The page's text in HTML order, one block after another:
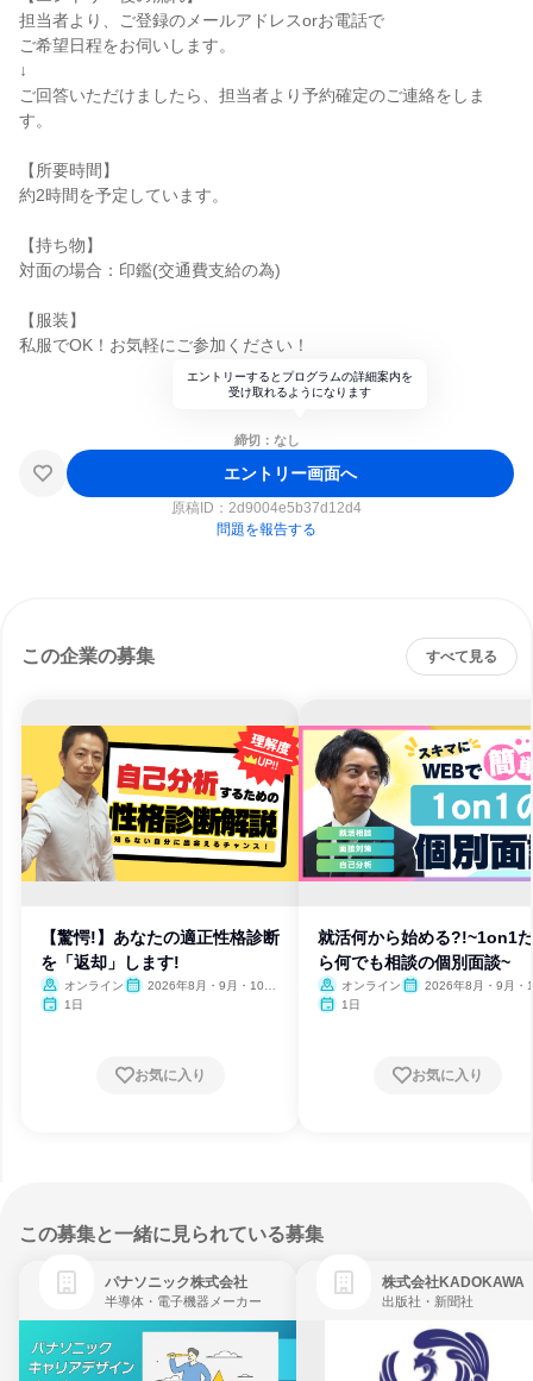
担当者より、ご登録のメールアドレスorお電話で
ご希望日程をお伺いします。
↓
ご回答いただけましたら、担当者より予約確定のご連絡をしま
す。
【所要時間】
約2時間を予定しています。
【持ち物】
対面の場合：印鑑(交通費支給の為)
【服装】
私服でOK！お気軽にご参加ください！
エントリーするとプログラムの詳細案内を
受け取れるようになります
締切：なし
エントリー画面へ
原稿ID： 2d9004e5b37d12d4
問題を報告する
この企業の募集 すべて見る
【驚愕!】あなたの適正性格診断
を「返却」します!
オンライン
2026年8月・9月・10
1日
お気に入り
就活何から始める?!~1on1
ら何でも相談の個別面談~
オンライン
2026年8月・9月・
1日
お気に入り
この募集と一緒に見られている募集
パナソニック株式会社
半導体・電子機器メーカー
株式会社KADOKAWA
出版社・新聞社